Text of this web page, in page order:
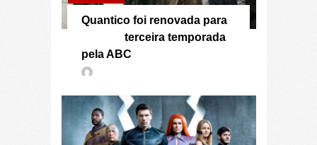
Quantico foi renovada para
terceira temporada
pela ABC